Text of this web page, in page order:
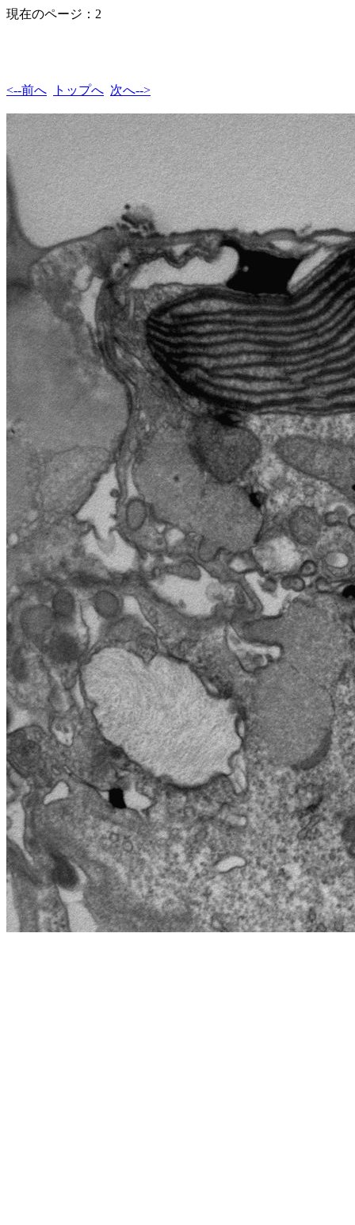
現在のページ：2
<--前へ トップへ 次へ-->